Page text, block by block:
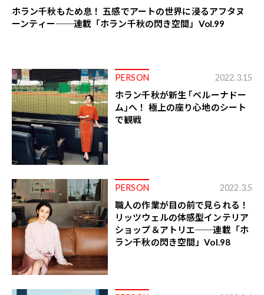
ホラン千秋もため息！ 五感でアートの世界に浸るアフタヌ
ーンティー──連載「ホラン千秋の閃き空間」Vol.99
PERSON 2022.3.15
ホラン千秋が新生 ｢ベルーナドー
ム｣へ！ 極上の座り心地のシート
で観戦
PERSON 2022.3.5
職人の作業が目の前で見られる！
リッツウェルの体感型インテリア
ショップ＆アトリエ──連載「ホ
ラン千秋の閃き空間」Vol.98